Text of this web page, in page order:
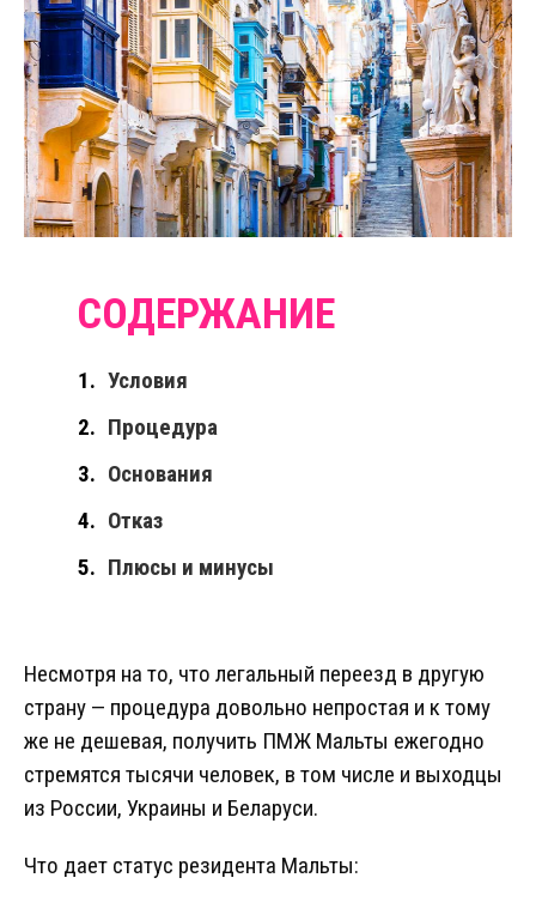
Условия
Процедура
Основания
Отказ
Плюсы и минусы
Несмотря на то, что легальный переезд в другую
страну — процедура довольно непростая и к тому
же не дешевая, получить ПМЖ Мальты ежегодно
стремятся тысячи человек, в том числе и выходцы
из России, Украины и Беларуси.
Что дает статус резидента Мальты: